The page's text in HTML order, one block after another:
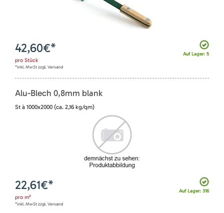
Auf Lager: 5
42,60€*
pro Stück
*inkl. MwSt zzgl. Versand
Alu-Blech 0,8mm blank
St à 1000x2000 (ca. 2,16 kg/qm)
Auf Lager: 316
22,61€*
pro m²
*inkl. MwSt zzgl. Versand